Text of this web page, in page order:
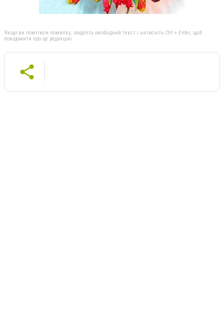
Якщо ви помітили помилку, виділіть необхідний текст і натисніть Ctrl + Enter, щоб
повідомити про це редакцію